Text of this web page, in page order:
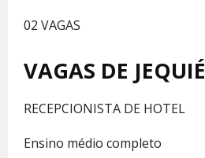
02 VAGAS
VAGAS DE JEQUIÉ
RECEPCIONISTA DE HOTEL
Ensino médio completo